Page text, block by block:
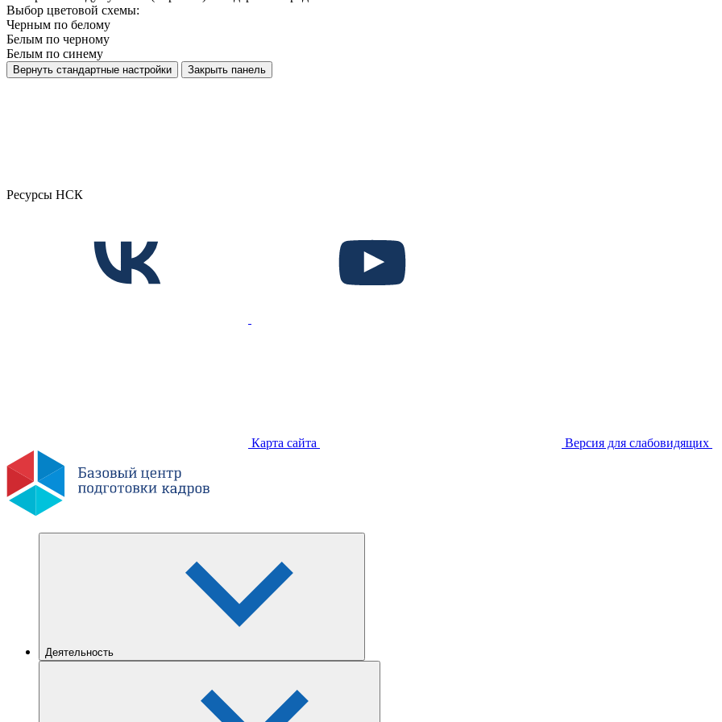
Выбор цветовой схемы:
Черным по белому
Белым по черному
Белым по синему
Вернуть стандартные настройки Закрыть панель
Ресурсы НСК
Карта сайта Версия для слабовидящих
Деятельность